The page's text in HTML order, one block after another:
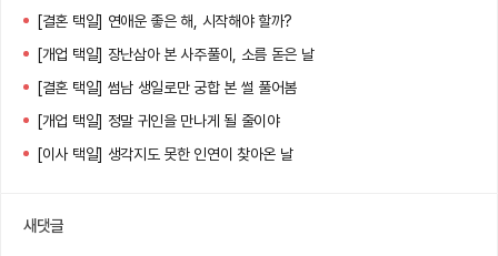
[결혼 택일] 연애운 좋은 해, 시작해야 할까?
[개업 택일] 장난삼아 본 사주풀이, 소름 돋은 날
[결혼 택일] 썸남 생일로만 궁합 본 썰 풀어봄
[개업 택일] 정말 귀인을 만나게 될 줄이야
[이사 택일] 생각지도 못한 인연이 찾아온 날
새댓글